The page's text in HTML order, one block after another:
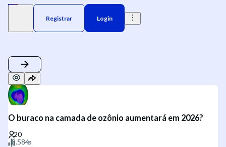
Registrar Login
O buraco na camada de ozônio aumentará em 2026?